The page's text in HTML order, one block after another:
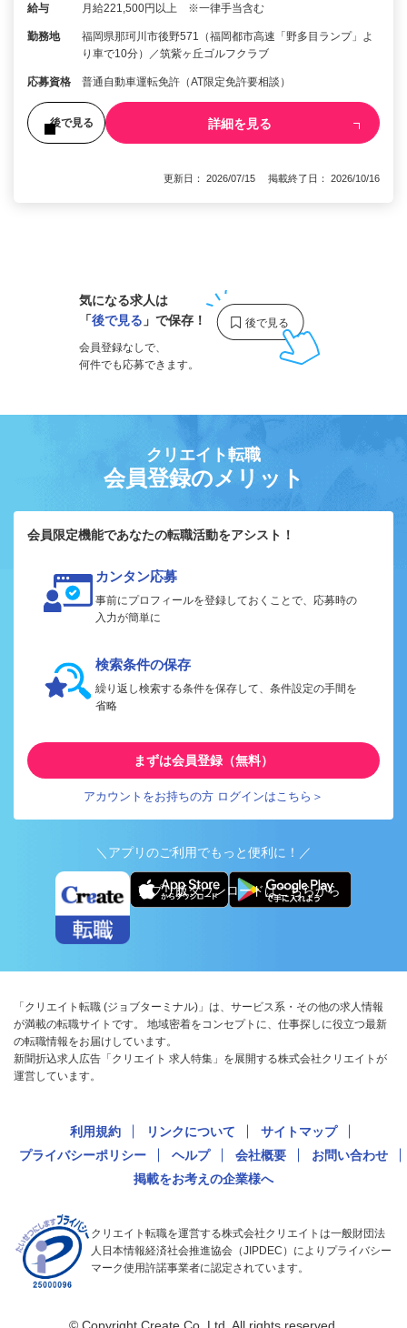
給与 月給221,500円以上 ※一律手当含む
勤務地
福岡県那珂川市後野571（福岡都市高速「野多目ランプ」よ
り車で10分）／筑紫ヶ丘ゴルフクラブ
応募資格 普通自動車運転免許（AT限定免許要相談）
後で見る 詳細を見る
更新日： 2026/07/15 掲載終了日： 2026/10/16
気になる求人は
「後で見る 」で保存！
会員登録なしで、
何件でも応募できます。
クリエイト転職
会員登録のメリット
会員限定機能であなたの転職活動をアシスト！
カンタン応募
事前にプロフィールを登録しておくことで、応募時の
入力が簡単に
検索条件の保存
繰り返し検索する条件を保存して、条件設定の手間を
省略
まずは会員登録（無料）
アカウントをお持ちの方 ログインはこちら＞
＼アプリのご利用でもっと便利に！／
アプリ版ダウンロードはこちらから
「クリエイト転職 (ジョブターミナル)」は、サービス系・その他の求人情報
が満載の転職サイトです。 地域密着をコンセプトに、仕事探しに役立つ最新
の転職情報をお届けしています。
新聞折込求人広告「クリエイト 求人特集」を展開する株式会社クリエイトが
運営しています。
利用規約 リンクについて
サイトマップ
プライバシーポリシー
ヘルプ 会社概要
お問い合わせ
掲載をお考えの企業様へ
クリエイト転職を運営する株式会社クリエイトは一般財団法
人日本情報経済社会推進協会（JIPDEC）によりプライバシー
マーク使用許諾事業者に認定されています。